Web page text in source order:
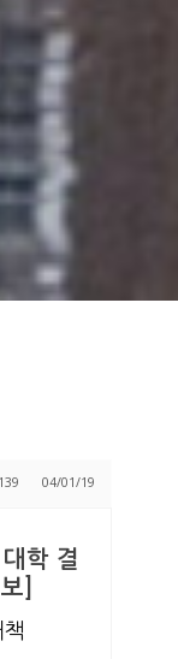
04/01/19
학 결
]